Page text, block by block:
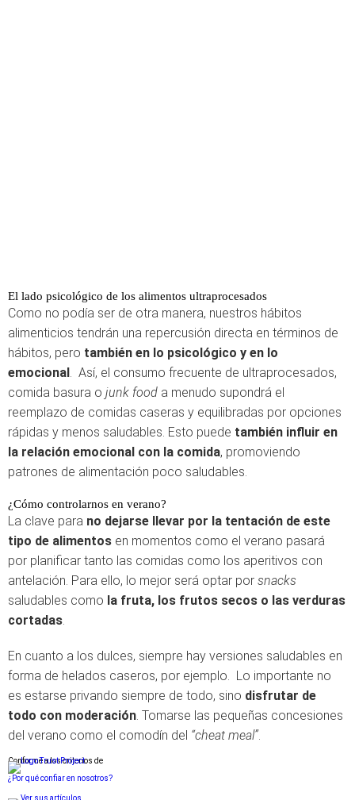
El lado psicológico de los alimentos ultraprocesados
Como no podía ser de otra manera, nuestros hábitos
alimenticios tendrán una repercusión directa en términos de
hábitos, pero también en lo psicológico y en lo
emocional. Así, el consumo frecuente de ultraprocesados,
comida basura o junk food a menudo supondrá el
reemplazo de comidas caseras y equilibradas por opciones
rápidas y menos saludables. Esto puede también influir en
la relación emocional con la comida, promoviendo
patrones de alimentación poco saludables.
¿Cómo controlarnos en verano?
La clave para no dejarse llevar por la tentación de este
tipo de alimentos en momentos como el verano pasará
por planificar tanto las comidas como los aperitivos con
antelación. Para ello, lo mejor será optar por snacks
saludables como la fruta, los frutos secos o las verduras
cortadas.
En cuanto a los dulces, siempre hay versiones saludables en
forma de helados caseros, por ejemplo. Lo importante no
es estarse privando siempre de todo, sino disfrutar de
todo con moderación. Tomarse las pequeñas concesiones
del verano como el comodín del “cheat meal”.
Conforme a los criterios de
¿Por qué confiar en nosotros?